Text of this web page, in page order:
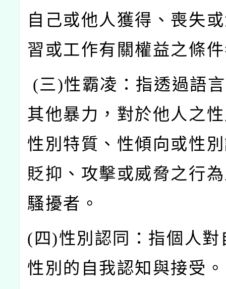
自己或他人獲得、喪失
習或工作有關權益之條
(三)性霸凌：指透過語
其他暴力，對於他人之
性別特質、性傾向或性
貶抑、攻擊或威脅之行
騷擾者。
( 四)性別認同：指個人對
性別的自我認知與接受。